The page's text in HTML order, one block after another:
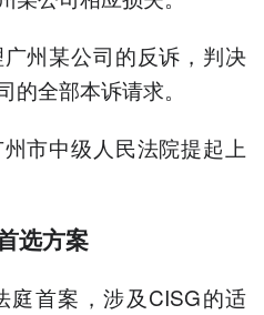
州某公司的反诉，判决
全部本诉请求。
市中级人民法院提起上
选方案
首案，涉及CISG的适